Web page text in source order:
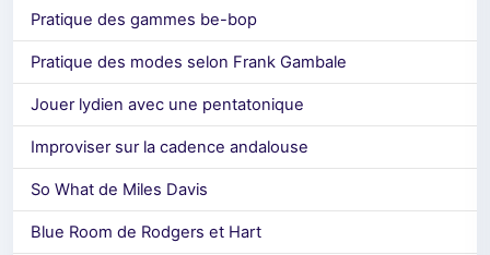
Pratique des gammes be-bop
Pratique des modes selon Frank Gambale
Jouer lydien avec une pentatonique
Improviser sur la cadence andalouse
So What de Miles Davis
Blue Room de Rodgers et Hart